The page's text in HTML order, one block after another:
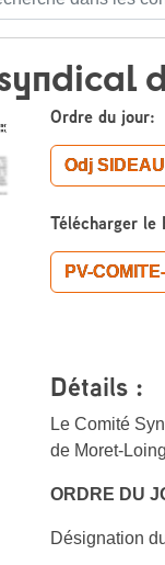
Ordre du jour:
Odj
Télécharger le
PV-
Détails :
Le Comité
de Moret-
ORDRE DU
Désignation